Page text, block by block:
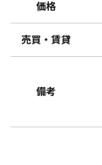
価格
売買・賃貸
備考